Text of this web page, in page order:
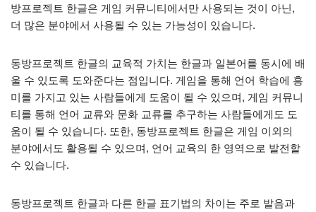
방프로젝트 한글은 게임 커뮤니티에서만 사용되는 것이 아닌,
더 많은 분야에서 사용될 수 있는 가능성이 있습니다.
동방프로젝트 한글의 교육적 가치는 한글과 일본어를 동시에 배
울 수 있도록 도와준다는 점입니다. 게임을 통해 언어 학습에 흥
미를 가지고 있는 사람들에게 도움이 될 수 있으며, 게임 커뮤니
티를 통해 언어 교류와 문화 교류를 추구하는 사람들에게도 도
움이 될 수 있습니다. 또한, 동방프로젝트 한글은 게임 이외의
분야에서도 활용될 수 있으며, 언어 교육의 한 영역으로 발전할
수 있습니다.
동방프로젝트 한글과 다른 한글 표기법의 차이는 주로 발음과